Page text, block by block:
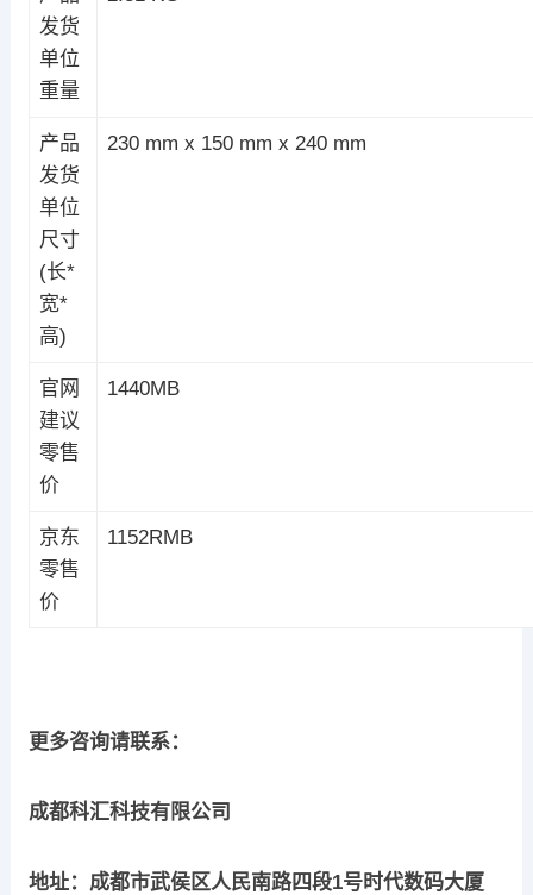
发货
单位
重量
产品
发货
单位
尺寸
(长*
宽*
高)
230 mm x 150 mm x 240 mm
官网
建议
零售
价
1440MB
京东
零售
价
1152RMB
更多咨询请联系：
成都科汇科技有限公司
地址：成都市武侯区人民南路四段1号时代数码大厦